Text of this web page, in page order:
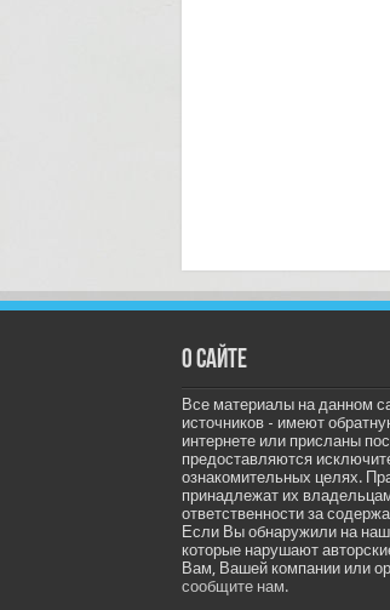
О сайте
Все материалы на данном
источников - имеют
интернете или присланы
предоставляются
ознакомительных целях.
принадлежат их
ответственности за
Если Вы обнаружили на
которые нарушают
Вам, Вашей компании или
сообщите нам.